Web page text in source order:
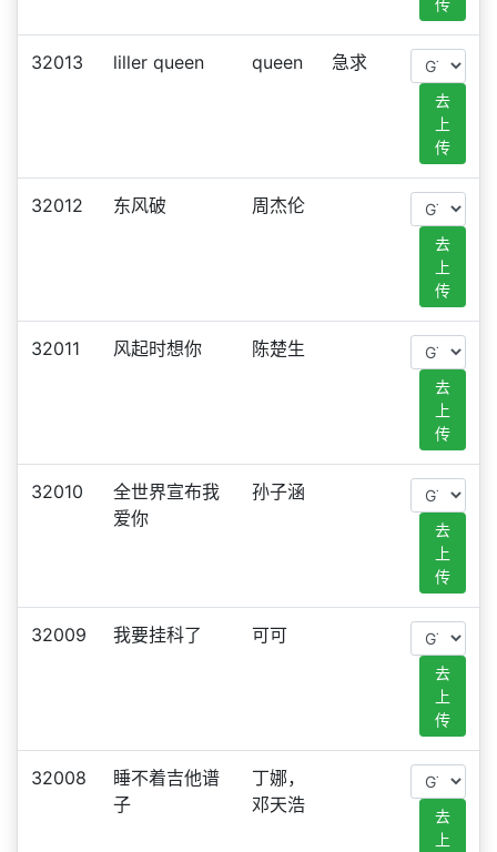
传
32013 liller queen queen 急求
去
上
传
32012 东风破 周杰伦
去
上
传
32011 风起时想你 陈楚生
去
上
传
32010
全世界宣布我
爱你
孙子涵
去
上
传
32009 我要挂科了 可可
去
上
传
32008
睡不着吉他谱
子
丁娜，
邓天浩
去
上